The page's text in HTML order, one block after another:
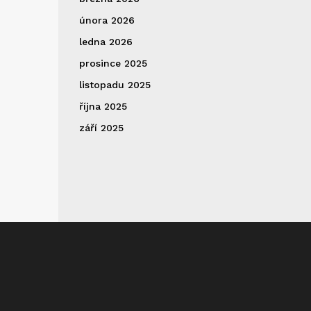
února 2026
ledna 2026
prosince 2025
listopadu 2025
října 2025
září 2025